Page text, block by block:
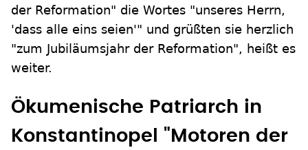
der Reformation" die Wortes "unseres Herrn,
'dass alle eins seien'" und grüßten sie herzlich
"zum Jubiläumsjahr der Reformation", heißt es
weiter.
Ökumenische Patriarch in
Konstantinopel "Motoren der